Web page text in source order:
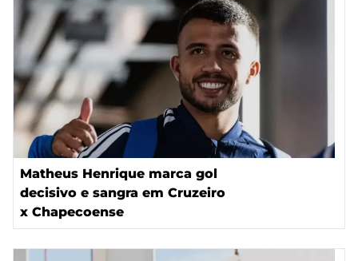
Matheus Henrique marca gol
decisivo e sangra em Cruzeiro
x Chapecoense